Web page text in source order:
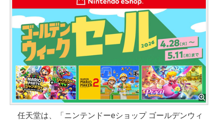
任天堂は、「ニンテンドーeショップ ゴールデンウィ